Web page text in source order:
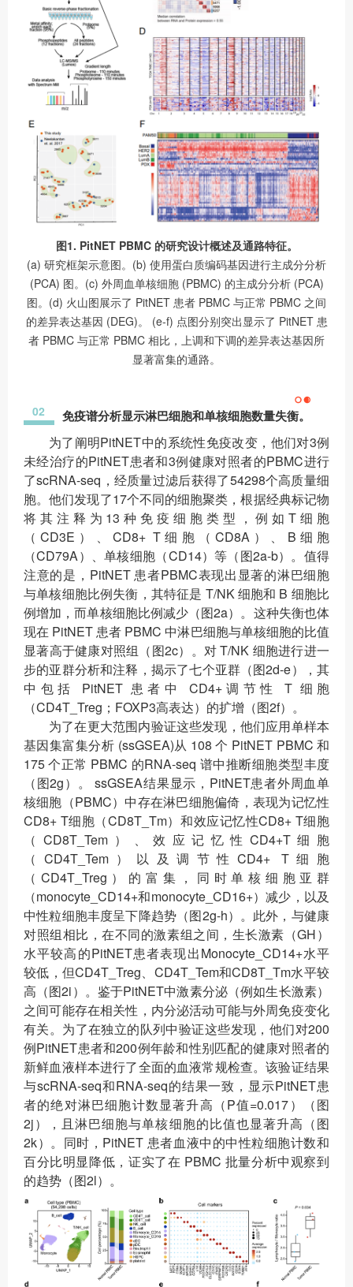
图1. PitNET PBMC 的研究设计概述及通路特征。
(a) 研究框架示意图。(b) 使用蛋白质编码基因进行主成分分析
(PCA) 图。(c) 外周血单核细胞 (PBMC) 的主成分分析 (PCA)
图。(d) 火山图展示了 PitNET 患者 PBMC 与正常 PBMC 之间
的差异表达基因 (DEG)。 (e-f) 点图分别突出显示了 PitNET 患
者 PBMC 与正常 PBMC 相比，上调和下调的差异表达基因所
显著富集的通路。
02 免疫谱分析显示淋巴细胞和单核细胞数量失衡。
为了阐明PitNET中的系统性免疫改变，他们对3例
未经治疗的PitNET患者和3例健康对照者的PBMC进行
了scRNA-seq，经质量过滤后获得了54298个高质量细
胞。他们发现了17个不同的细胞聚类，根据经典标记物
将其注释为13种免疫细胞类型，例如T细胞
（CD3E）、CD8+ T细胞（CD8A）、B细胞
（CD79A）、单核细胞（CD14）等（图2a-b）。值得
注意的是，PitNET 患者PBMC表现出显著的淋巴细胞
与单核细胞比例失衡，其特征是 T/NK 细胞和 B 细胞比
例增加，而单核细胞比例减少（图2a）。这种失衡也体
现在 PitNET 患者 PBMC 中淋巴细胞与单核细胞的比值
显著高于健康对照组（图2c）。对 T/NK 细胞进行进一
步的亚群分析和注释，揭示了七个亚群（图2d-e），其
中包括 PitNET 患者中 CD4+调节性 T 细胞
（CD4T_Treg；FOXP3高表达）的扩增（图2f）。
为了在更大范围内验证这些发现，他们应用单样本
基因集富集分析 (ssGSEA)从 108 个 PitNET PBMC 和
175 个正常 PBMC 的RNA-seq 谱中推断细胞类型丰度
（图2g）。 ssGSEA结果显示，PitNET患者外周血单
核细胞（PBMC）中存在淋巴细胞偏倚，表现为记忆性
CD8+ T细胞（CD8T_Tm）和效应记忆性CD8+ T细胞
（CD8T_Tem）、效应记忆性CD4+T细胞
（CD4T_Tem）以及调节性CD4+ T细胞
（CD4T_Treg）的富集，同时单核细胞亚群
（monocyte_CD14+和monocyte_CD16+）减少，以及
中性粒细胞丰度呈下降趋势（图2g-h）。此外，与健康
对照组相比，在不同的激素组之间，生长激素（GH）
水平较高的PitNET患者表现出Monocyte_CD14+水平
较低，但CD4T_Treg、CD4T_Tem和CD8T_Tm水平较
高（图2i）。鉴于PitNET中激素分泌（例如生长激素）
之间可能存在相关性，内分泌活动可能与外周免疫变化
有关。为了在独立的队列中验证这些发现，他们对200
例PitNET患者和200例年龄和性别匹配的健康对照者的
新鲜血液样本进行了全面的血液常规检查。该验证结果
与scRNA-seq和RNA-seq的结果一致，显示PitNET患
者的绝对淋巴细胞计数显著升高（P值=0.017）（图
2j），且淋巴细胞与单核细胞的比值也显著升高（图
2k）。同时，PitNET 患者血液中的中性粒细胞计数和
百分比明显降低，证实了在 PBMC 批量分析中观察到
的趋势（图2l）。